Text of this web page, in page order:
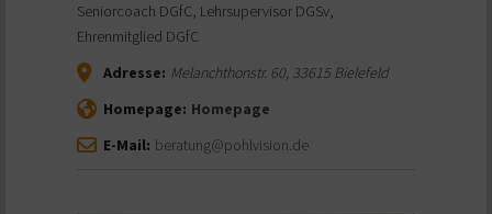
Seniorcoach DGfC, Lehrsupervisor DGSv,
Ehrenmitglied DGfC
Adresse: Melanchthonstr. 60, 33615Bielefeld
Homepage: Homepage
E-Mail: beratung@pohlvision.de